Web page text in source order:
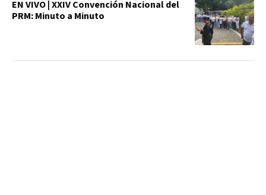
EN VIVO | XXIV Convención Nacional del
PRM: Minuto a Minuto